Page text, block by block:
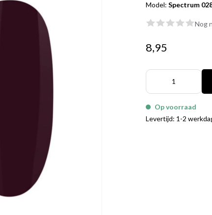
Model:Spectrum
Nog
8,95
Op voorraad
Levertijd: 1-2